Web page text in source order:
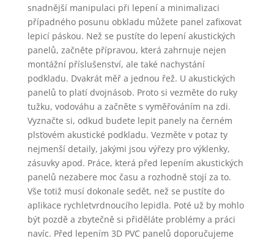
snadnější manipulaci při lepení a minimalizaci
případného posunu obkladu můžete panel zafixovat
lepicí páskou. Než se pustíte do lepení akustických
panelů, začněte přípravou, která zahrnuje nejen
montážní příslušenství, ale také nachystání
podkladu. Dvakrát měř a jednou řež. U akustických
panelů to platí dvojnásob. Proto si vezměte do ruky
tužku, vodováhu a začněte s vyměřováním na zdi.
Vyznačte si, odkud budete lepit panely na černém
plsťovém akustické podkladu. Vezměte v potaz ty
nejmenší detaily, jakými jsou výřezy pro výklenky,
zásuvky apod. Práce, která před lepením akustických
panelů nezabere moc času a rozhodně stojí za to.
Vše totiž musí dokonale sedět, než se pustíte do
aplikace rychletvrdnoucího lepidla. Poté už by mohlo
být pozdě a zbytečně si přiděláte problémy a práci
navíc. Před lepením 3D PVC panelů doporučujeme